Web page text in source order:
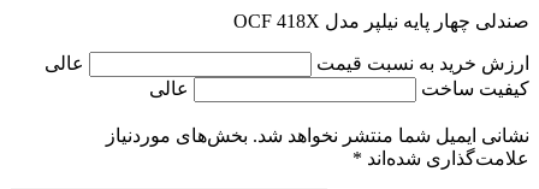
صندلی چهار پایه نیلپر مدل OCF 418X
ارزش خرید به نسبت قیمت
عالی
کیفیت ساخت
عالی
نشانی ایمیل شما منتشر نخواهد شد. بخش‌های موردنیاز
علامت‌گذاری شده‌اند *